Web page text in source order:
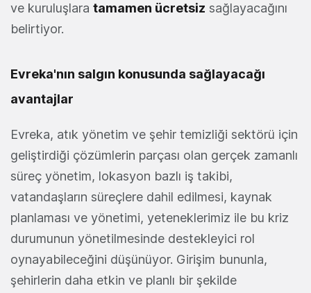
ve kuruluşlara tamamen ücretsiz sağlayacağını
belirtiyor.
Evreka'nın salgın konusunda sağlayacağı
avantajlar
Evreka, atık yönetim ve şehir temizliği sektörü için
geliştirdiği çözümlerin parçası olan gerçek zamanlı
süreç yönetim, lokasyon bazlı iş takibi,
vatandaşların süreçlere dahil edilmesi, kaynak
planlaması ve yönetimi, yeteneklerimiz ile bu kriz
durumunun yönetilmesinde destekleyici rol
oynayabileceğini düşünüyor. Girişim bununla,
şehirlerin daha etkin ve planlı bir şekilde